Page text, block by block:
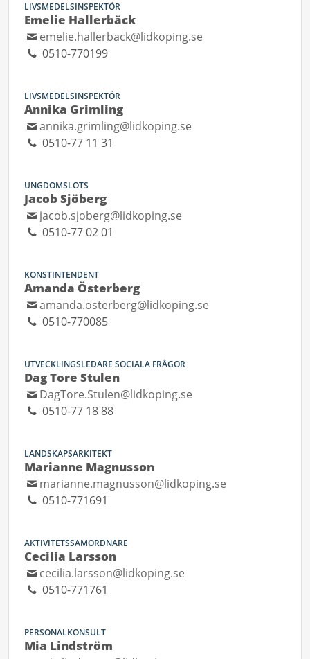
LIVSMEDELSINSPEKTÖR
Emelie Hallerbäck
emelie.hallerback@lidkoping.se
0510-770199
LIVSMEDELSINSPEKTÖR
Annika Grimling
annika.grimling@lidkoping.se
0510-77 11 31
UNGDOMSLOTS
Jacob Sjöberg
jacob.sjoberg@lidkoping.se
0510-77 02 01
KONSTINTENDENT
Amanda Österberg
amanda.osterberg@lidkoping.se
0510-770085
UTVECKLINGSLEDARE SOCIALA FRÅGOR
Dag Tore Stulen
DagTore.Stulen@lidkoping.se
0510-77 18 88
LANDSKAPSARKITEKT
Marianne Magnusson
marianne.magnusson@lidkoping.se
0510-771691
AKTIVITETSSAMORDNARE
Cecilia Larsson
cecilia.larsson@lidkoping.se
0510-771761
PERSONALKONSULT
Mia Lindström